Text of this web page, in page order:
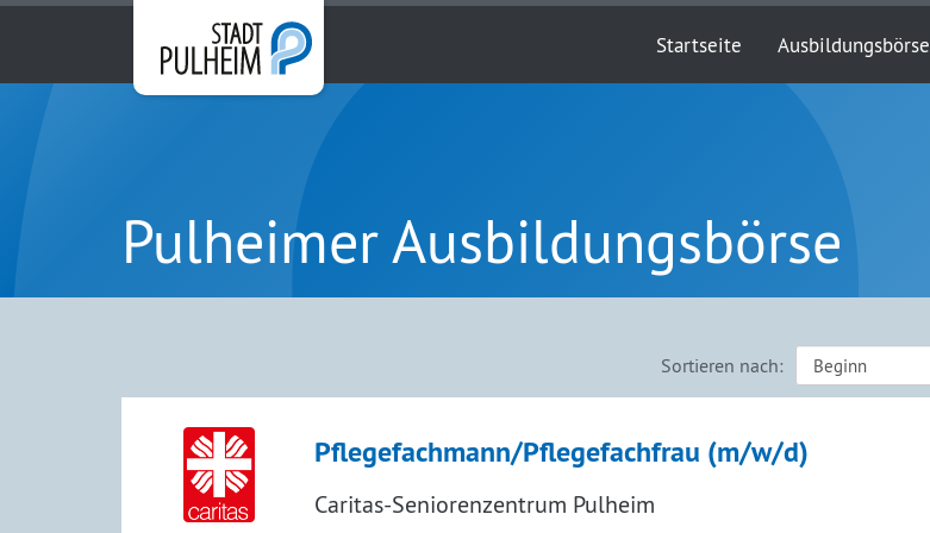
Startseite Ausbildungsbörse
Pulheimer Ausbildungsbörse
Sortieren nach:
Pflegefachmann/Pflegefachfrau (m/w/d)
Caritas-Seniorenzentrum Pulheim